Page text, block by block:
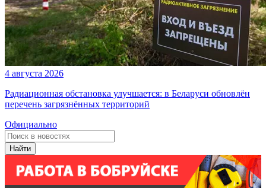
4 августа 2026
Радиационная обстановка улучшается: в Беларуси обновлён
перечень загрязнённых территорий
Официально
Найти